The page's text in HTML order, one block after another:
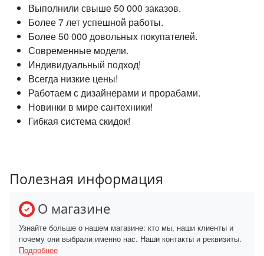
Выполнили свыше 50 000 заказов.
Более 7 лет успешной работы.
Более 50 000 довольных покупателей.
Современные модели.
Индивидуальный подход!
Всегда низкие цены!
Работаем с дизайнерами и прорабами.
Новинки в мире сантехники!
Гибкая система скидок!
Полезная информация
О магазине
Узнайте больше о нашем магазине: кто мы, наши клиенты и
почему они выбрали именно нас. Наши контакты и реквизиты.
Подробнее